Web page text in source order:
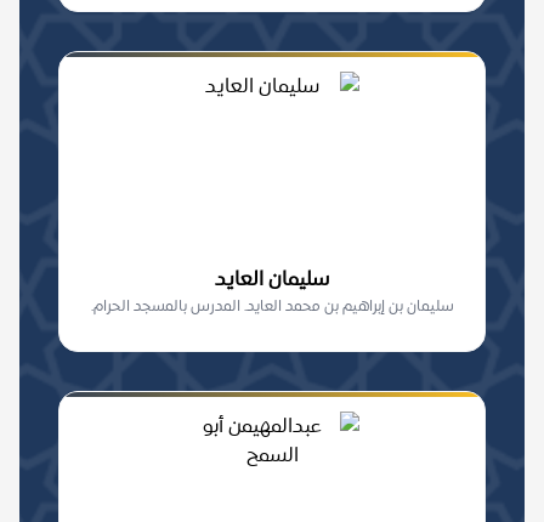
سليمان العايد
سليمان بن إبراهيم بن محمد العايد. المدرس بالمسجد الحرام.